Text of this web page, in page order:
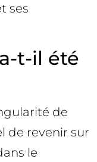
ses
t-il été
de
de revenir sur
le